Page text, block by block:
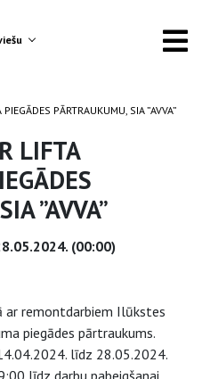
PĀRTRAUKUMU, SIA ”AVVA”
LIFTA
”AVVA”
(00:00)
ar remontdarbiem Ilūkstes
piegādes pārtraukums.
līdz 28.05.2024.
līdz darbu pabeigšanai